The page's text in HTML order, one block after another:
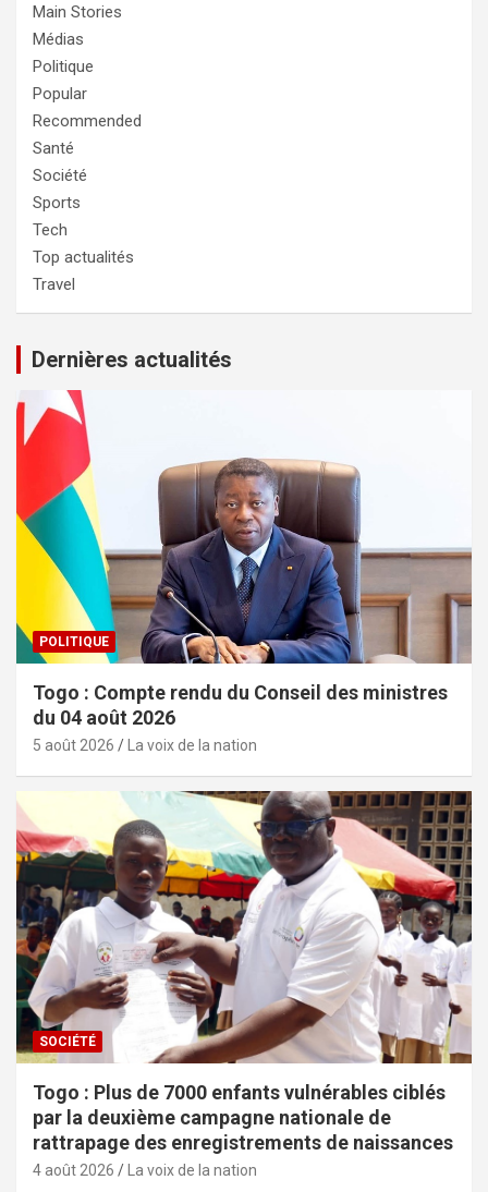
Main Stories
Médias
Politique
Popular
Recommended
Santé
Société
Sports
Tech
Top actualités
Travel
Dernières actualités
POLITIQUE
Togo : Compte rendu du Conseil des ministres
du 04 août 2026
5 août 2026 La voix de la nation
SOCIÉTÉ
Togo : Plus de 7000 enfants vulnérables ciblés
par la deuxième campagne nationale de
rattrapage des enregistrements de naissances
4 août 2026 La voix de la nation